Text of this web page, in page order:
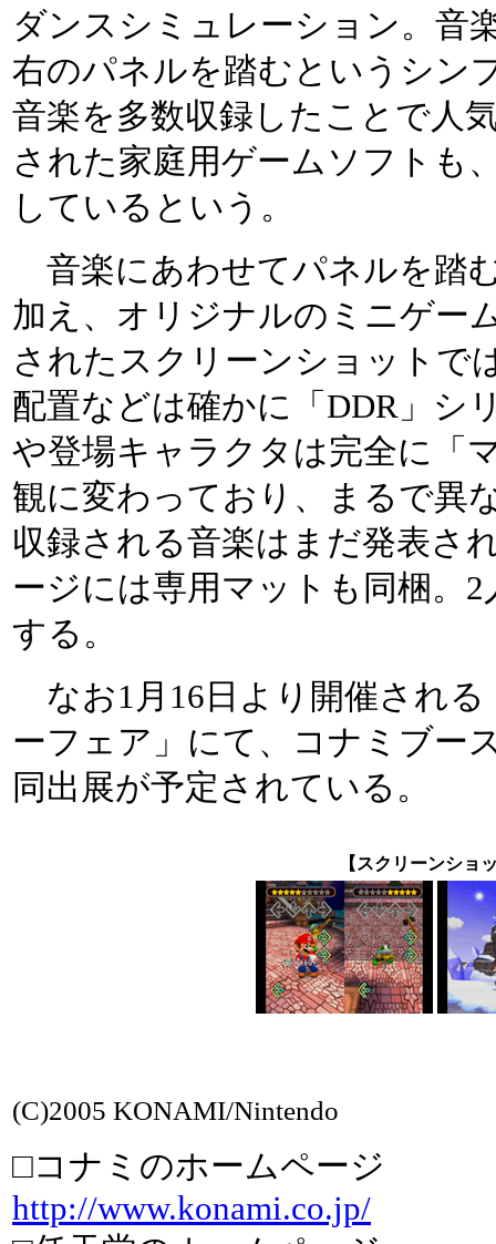
ダンスシミュレーション。音
右のパネルを踏むというシン
音楽を多数収録したことで人
された家庭用ゲームソフトも
しているという。
音楽にあわせてパネルを踏
加え、オリジナルのミニゲー
されたスクリーンショットで
配置などは確かに「DDR」シ
や登場キャラクタは完全に「
観に変わっており、まるで異
収録される音楽はまだ発表さ
ージには専用マットも同梱。
する。
なお1月16日より開催される
ーフェア」にて、コナミブー
同出展が予定されている。
【スクリーンショ
(C)2005 KONAMI/Nintendo
□コナミのホームページ
http://www.konami.co.jp/